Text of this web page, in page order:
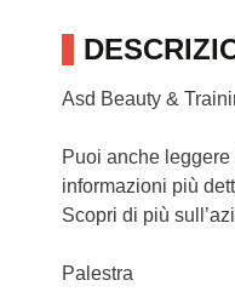
Asd Beauty &
Puoi anche
informazioni più
Scopri di più
Palestra